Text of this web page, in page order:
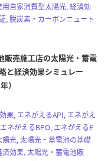
自家消費型太陽光, 経済効
, 脱炭素・カーボンニュート
販売施工店の太陽光・蓄電
と経済効果シミュレー
）
果, エネがえるAPI, エネがえ
ネがえるBPO, エネがえるE
光, 太陽光・蓄電池の基礎
効果, 太陽光・蓄電池販